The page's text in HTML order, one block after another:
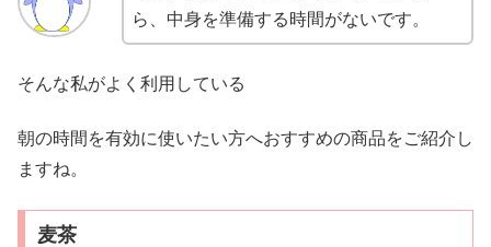
ら、中身を準備する時間がないです。
そんな私がよく利用している
朝の時間を有効に使いたい方へおすすめの商品をご紹介し
ますね。
麦茶